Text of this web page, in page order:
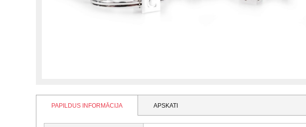
PAPILDUS INFORMĀCIJA APSKATI